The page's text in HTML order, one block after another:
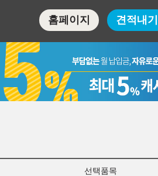
홈페이지 견적내기
선택품목